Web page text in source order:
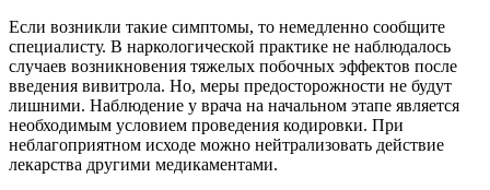
Если возникли такие симптомы, то немедленно сообщите
специалисту. В наркологической практике не наблюдалось
случаев возникновения тяжелых побочных эффектов после
введения вивитрола. Но, меры предосторожности не будут
лишними. Наблюдение у врача на начальном этапе является
необходимым условием проведения кодировки. При
неблагоприятном исходе можно нейтрализовать действие
лекарства другими медикаментами.